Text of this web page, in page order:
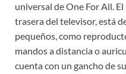
universal de One For All.
trasera del televisor, está
pequeños, como
mandos a distancia o
cuenta con un gancho de